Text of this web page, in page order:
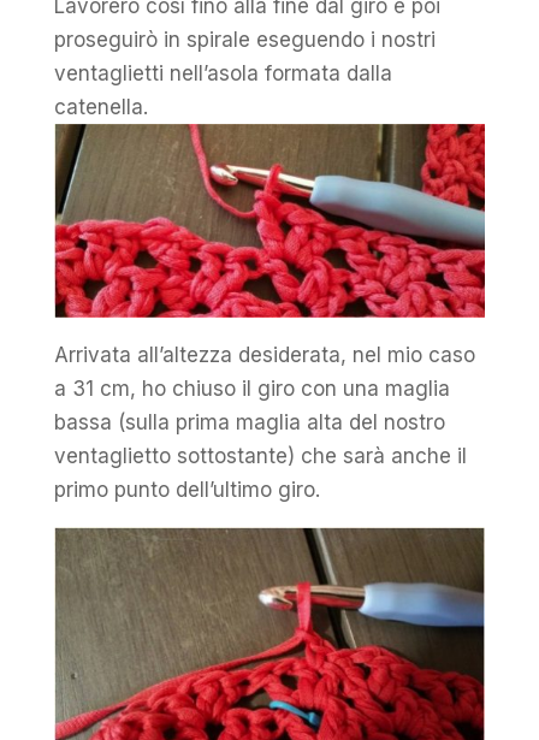
Lavorerò così fino alla fine dal giro e poi
proseguirò in spirale eseguendo i nostri
ventaglietti nell’asola formata dalla
catenella.
Arrivata all’altezza desiderata, nel mio caso
a 31 cm, ho chiuso il giro con una maglia
bassa (sulla prima maglia alta del nostro
ventaglietto sottostante) che sarà anche il
primo punto dell’ultimo giro.